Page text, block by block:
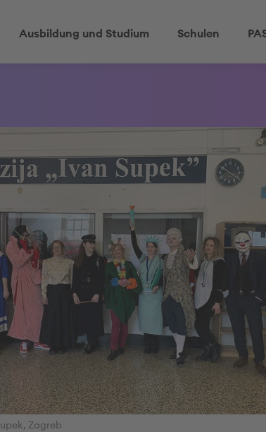
Ausbildung und Studium Schulen
Zagreb